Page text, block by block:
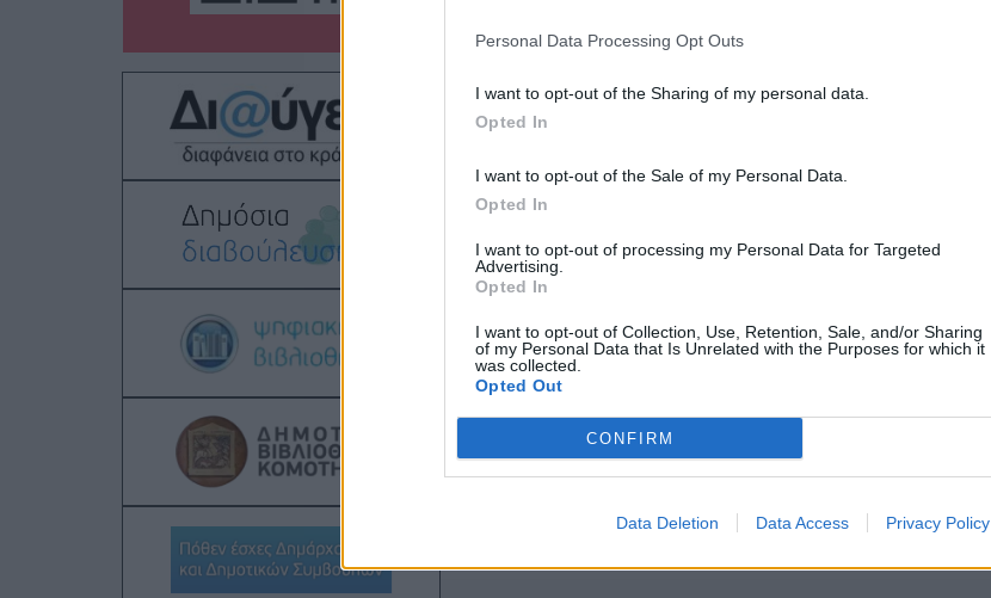
Personal Data Processing Opt Outs
I want to opt-out of the Sharing of my personal data.
Opted In
I want to opt-out of the Sale of my Personal Data.
Opted In
I want to opt-out of processing my Personal Data for Targeted
Advertising.
Opted In
I want to opt-out of Collection, Use, Retention, Sale, and/or Sharing
of my Personal Data that Is Unrelated with the Purposes for which it
was collected.
Opted Out
CONFIRM
Data Deletion Data Access Privacy Policy